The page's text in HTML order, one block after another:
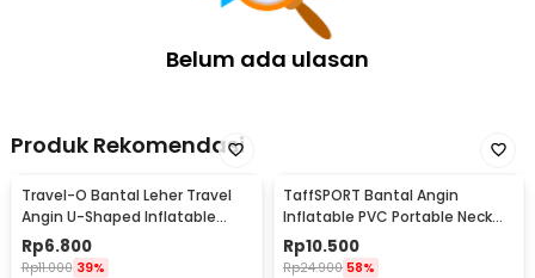
Belum ada ulasan
Produk Rekomendasi
Travel-O Bantal Leher Travel
Angin U-Shaped Inflatable
Neck Pillow - RH20
Rp6.800
Rp11.000 39%
TaffSPORT Bantal Angin
Inflatable PVC Portable Neck
Pillow High Rest - H0T019
Rp10.500
Rp24.900 58%